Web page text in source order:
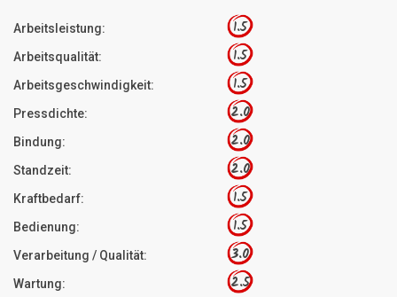
Arbeitsleistung: 1.5
Arbeitsqualität: 1.5
Arbeitsgeschwindigkeit: 1.5
Pressdichte: 2.0
Bindung: 2.0
Standzeit: 2.0
Kraftbedarf: 1.5
Bedienung: 1.5
Verarbeitung / Qualität: 3.0
Wartung: 2.5